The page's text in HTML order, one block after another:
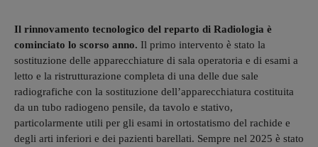
Il rinnovamento tecnologico del reparto di Radiologia è
cominciato lo scorso anno. Il primo intervento è stato la
sostituzione delle apparecchiature di sala operatoria e di esami a
letto e la ristrutturazione completa di una delle due sale
radiografiche con la sostituzione dell’apparecchiatura costituita
da un tubo radiogeno pensile, da tavolo e stativo,
particolarmente utili per gli esami in ortostatismo del rachide e
degli arti inferiori e dei pazienti barellati. Sempre nel 2025 è stato